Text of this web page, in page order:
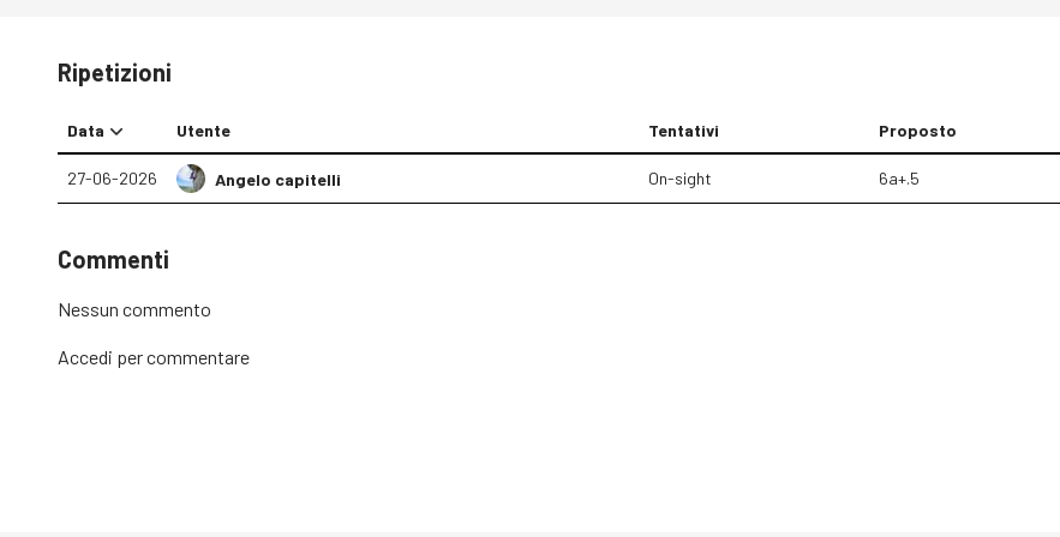
Ripetizioni
Data Utente Tentativi Proposto
27-06-2026 Angelo capitelli On-sight 6a+.5
Commenti
Nessun commento
Accedi per commentare